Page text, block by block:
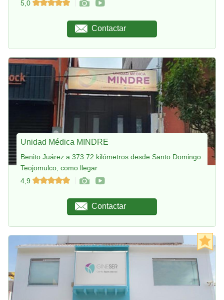
5,0
Contactar
Unidad Médica MINDRE
Benito Juárez a 373.72 kilómetros desde Santo Domingo
Teojomulco, como llegar
4,9
Contactar